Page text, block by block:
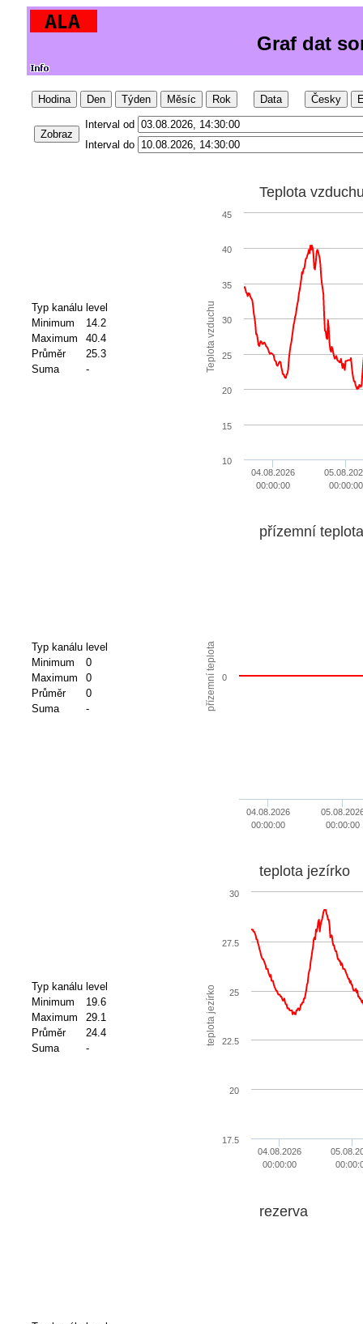
Graf dat
Hodina Den Týden Měsíc Rok Data Česky
Zobraz
Interval od
Interval do
Typ kanálu level
Minimum
14.2
Maximum
40.4
Průměr
25.3
Suma
- Teplota vzduchu
Teplota
04.08.2026
00:00:00
00:00:00
10
15
20
25
30
35
40
45
Typ kanálu level
Minimum
0
Maximum
0
Průměr
0
Suma
- přízemní teplota
přízemní
04.08.2026
00:00:00
00:00:00
0
Typ kanálu level
Minimum
19.6
Maximum
29.1
Průměr
24.4
Suma
-
teplota jezírko
teplota jezírko
04.08.2026
00:00:00
20
30
17.5
22.5
25
27.5
rezerva